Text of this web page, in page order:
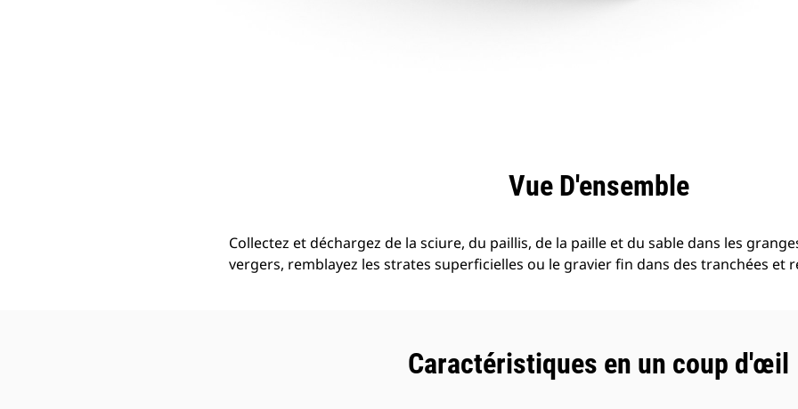
Vue D'ensemble
Collectez et déchargez de la sciure, du paillis, de la paille et du sable dans les
vergers, remblayez les strates superficielles ou le gravier fin dans des tranchées et
Caractéristiques en un coup d'œil